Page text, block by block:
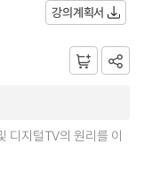
강의계획서
디지털TV의 원리를 이